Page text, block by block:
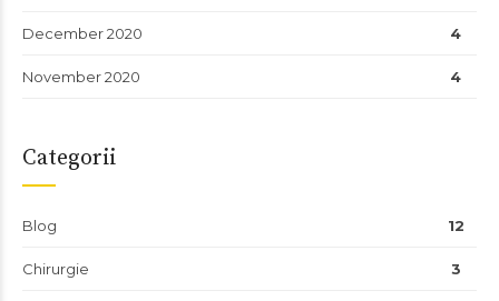
December 2020 4
November 2020 4
Categorii
Blog 12
Chirurgie 3